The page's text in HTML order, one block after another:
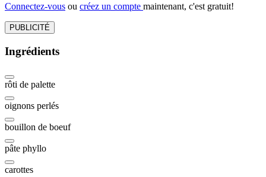
Connectez-vous ou créez un compte maintenant, c'est gratuit!
PUBLICITÉ
Ingrédients
rôti de palette
oignons perlés
bouillon de boeuf
pâte phyllo
carottes